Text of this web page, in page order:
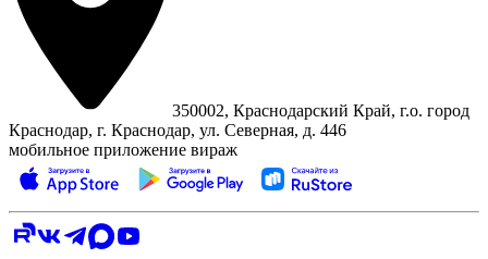
350002, Краснодарский Край, г.о. город
Краснодар, г. Краснодар, ул. Северная, д. 446
мобильное приложение вираж